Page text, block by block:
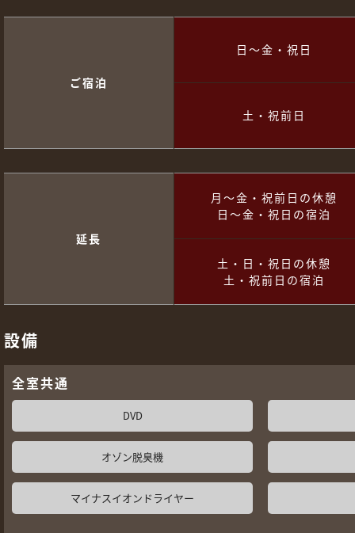
ご宿泊
日～金・祝日
土・祝前日
延長
月～金・祝前日の休憩
日～金・祝日の宿泊
土・日・祝日の休憩
土・祝前日の宿泊
設備
全室共通
DVD
オゾン脱臭機
マイナスイオンドライヤー